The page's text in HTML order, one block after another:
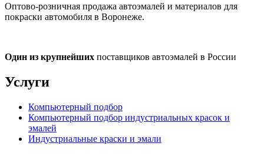
Оптово-розничная продажа автоэмалей и материалов для
покраски автомобиля в Воронеже.
Один из крупнейших поставщиков автоэмалей в России
Услуги
Компьютерный подбор
Компьютерный подбор индустриальных красок и
эмалей
Индустриальные краски и эмали